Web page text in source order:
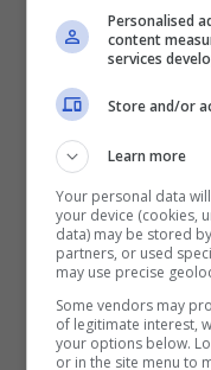
sono già
desidera
consultare il
sito ufficiale
Per rimanere
e novità, si
Personalised
content
services
Store and/or
Learn more
Your personal data
your device (cookies,
data) may be stored
partners, or used
may use precise
Some vendors may
of legitimate interest,
your options below.
or in the site menu to